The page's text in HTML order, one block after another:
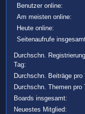
Benutzer online:
Am meisten online:
Heute online:
Seitenaufrufe
Durchschn.
Tag:
Durchschn. Beiträge pro
Durchschn. Themen pro
Boards insgesamt:
Neuestes Mitglied: